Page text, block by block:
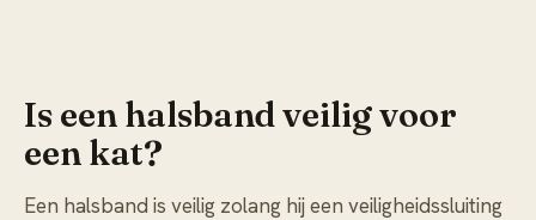
Is een halsband veilig voor
een kat?
Een halsband is veilig zolang hij een veiligheidssluiting